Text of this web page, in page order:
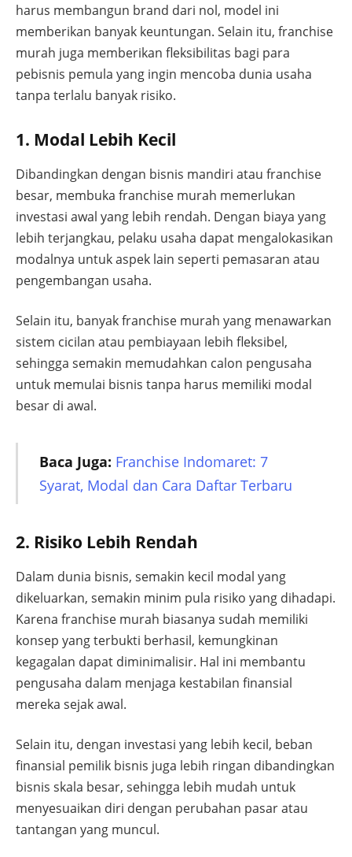
harus membangun brand dari nol, model ini
memberikan banyak keuntungan. Selain itu, franchise
murah juga memberikan fleksibilitas bagi para
pebisnis pemula yang ingin mencoba dunia usaha
tanpa terlalu banyak risiko.
1. Modal Lebih Kecil
Dibandingkan dengan bisnis mandiri atau franchise
besar, membuka franchise murah memerlukan
investasi awal yang lebih rendah. Dengan biaya yang
lebih terjangkau, pelaku usaha dapat mengalokasikan
modalnya untuk aspek lain seperti pemasaran atau
pengembangan usaha.
Selain itu, banyak franchise murah yang menawarkan
sistem cicilan atau pembiayaan lebih fleksibel,
sehingga semakin memudahkan calon pengusaha
untuk memulai bisnis tanpa harus memiliki modal
besar di awal.
Baca Juga: Franchise Indomaret: 7
Syarat, Modal dan Cara Daftar Terbaru
2. Risiko Lebih Rendah
Dalam dunia bisnis, semakin kecil modal yang
dikeluarkan, semakin minim pula risiko yang dihadapi.
Karena franchise murah biasanya sudah memiliki
konsep yang terbukti berhasil, kemungkinan
kegagalan dapat diminimalisir. Hal ini membantu
pengusaha dalam menjaga kestabilan finansial
mereka sejak awal.
Selain itu, dengan investasi yang lebih kecil, beban
finansial pemilik bisnis juga lebih ringan dibandingkan
bisnis skala besar, sehingga lebih mudah untuk
menyesuaikan diri dengan perubahan pasar atau
tantangan yang muncul.